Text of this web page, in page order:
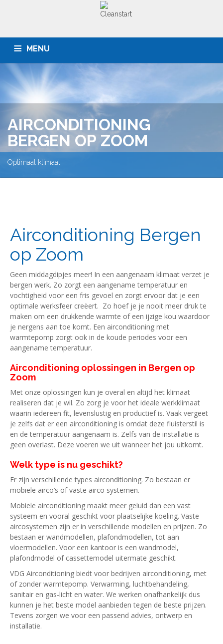
MENU
HOME BEDRIJVEN PARTICULIEREN
CONTACT
AIRCONDITIONING
BERGEN OP ZOOM
Optimaal klimaat
Airconditioning Bergen
op Zoom
Geen middagdipjes meer! In een aangenaam klimaat verzet je
bergen werk. Zo zorgt een aangename temperatuur en
vochtigheid voor een fris gevoel en zorgt ervoor dat je een
optimale werksfeer creëert. Zo hoef je je nooit meer druk te
maken om een drukkende warmte of een ijzige kou waardoor
je nergens aan toe komt. Een airconditioning met
warmtepomp zorgt ook in de koude periodes voor een
aangename temperatuur.
Airconditioning oplossingen in Bergen op
Zoom
Met onze oplossingen kun je overal en altijd het klimaat
realiseren dat je wil. Zo zorg je voor het ideale werkklimaat
waarin iedereen fit, levenslustig en productief is. Vaak vergeet
je zelfs dat er een airconditioning is omdat deze fluisterstil is
en de temperatuur aangenaam is. Zelfs van de installatie is
geen overlast. Deze voeren we uit wanneer het jou uitkomt.
Welk type is nu geschikt?
Er zijn verschillende types airconditioning. Zo bestaan er
mobiele airco’s of vaste airco systemen.
Mobiele airconditioning maakt meer geluid dan een vast
systeem en vooral geschikt voor plaatselijke koeling. Vaste
aircosystemen zijn er in verschillende modellen en prijzen. Zo
bestaan er wandmodellen, plafondmodellen, tot aan
vloermodellen. Voor een kantoor is een wandmodel,
plafondmodel of cassettemodel uitermate geschikt.
VDG Airconditioning biedt voor bedrijven airconditioning, met
of zonder warmtepomp. Verwarming, luchtbehandeling,
sanitair en gas-licht en water. We werken onafhankelijk dus
kunnen je het beste model aanbieden tegen de beste prijzen.
Tevens zorgen we voor een passend advies, ontwerp en
installatie.